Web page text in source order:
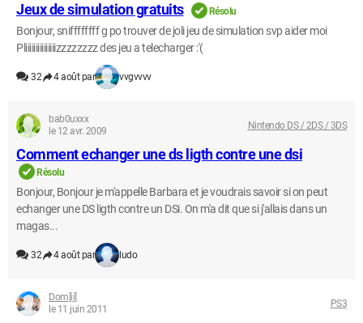
Jeux de simulation gratuits Résolu
Bonjour, sniffffffff g po trouver de joli jeu de simulation svp aider moi
Pliiiiiiiiiiiiiiizzzzzzzz des jeu a telecharger :'(
32 4 août par vvgvvvv
bab0uxxx
le 12 avr. 2009
Nintendo DS / 2DS / 3DS
Comment echanger une ds ligth contre une dsi
Résolu
Bonjour, Bonjour je m'appelle Barbara et je voudrais savoir si on peut
echanger une DS ligth contre un DSi. On m'a dit que si j'allais dans un
magas...
32 4 août par ludo
Dom[ii]
le 11 juin 2011
PS3